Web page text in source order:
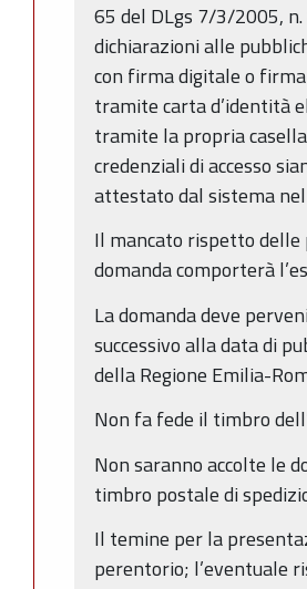
65 del DLgs 7/3/2005,
dichiarazioni alle
con firma digitale o
tramite carta d’identità
tramite la propria
credenziali di accesso
attestato dal sistema nel
Il mancato rispetto
domanda comporterà
La domanda deve
successivo alla data di
della Regione Emilia-
Non fa fede il timbro
Non saranno accolte le
timbro postale di
Il temine per la
perentorio; l’eventuale